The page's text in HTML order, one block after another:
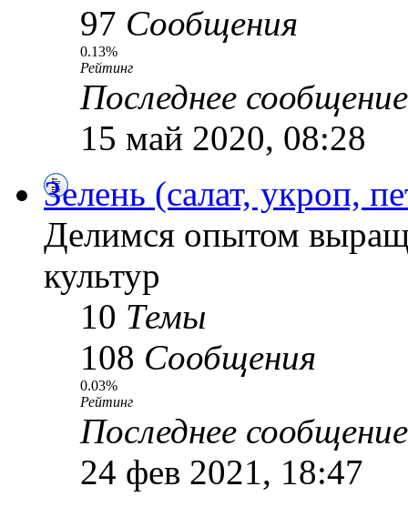
97 Сообщения
0.13%
Рейтинг
Последнее сообщение
15 май 2020, 08:28
Зелень (салат, укроп,
Делимся опытом
культур
10 Темы
108 Сообщения
0.03%
Рейтинг
Последнее сообщение
24 фев 2021, 18:47